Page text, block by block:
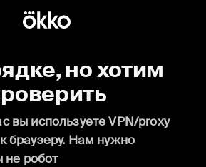
но хотим
вы используете VPN/proxy
браузеру. Нам нужно
не робот